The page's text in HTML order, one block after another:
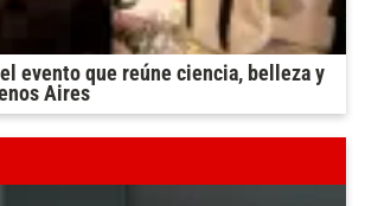
evento que reúne ciencia, belleza y
Aires